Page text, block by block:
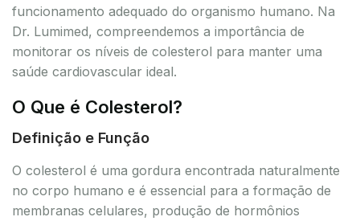
funcionamento adequado do organismo humano. Na
Dr. Lumimed, compreendemos a importância de
monitorar os níveis de colesterol para manter uma
saúde cardiovascular ideal.
O Que é Colesterol?
Definição e Função
O colesterol é uma gordura encontrada naturalmente
no corpo humano e é essencial para a formação de
membranas celulares, produção de hormônios